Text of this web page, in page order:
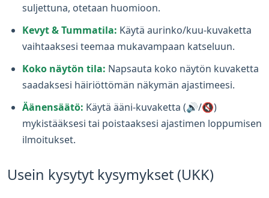
suljettuna, otetaan huomioon.
Kevyt & Tummatila: Käytä aurinko/kuu-kuvaketta
vaihtaaksesi teemaa mukavampaan katseluun.
Koko näytön tila: Napsauta koko näytön kuvaketta
saadaksesi häiriöttömän näkymän ajastimeesi.
Äänensäätö: Käytä ääni-kuvaketta (🔊/🔇)
mykistääksesi tai poistaaksesi ajastimen loppumisen
ilmoitukset.
Usein kysytyt kysymykset (UKK)